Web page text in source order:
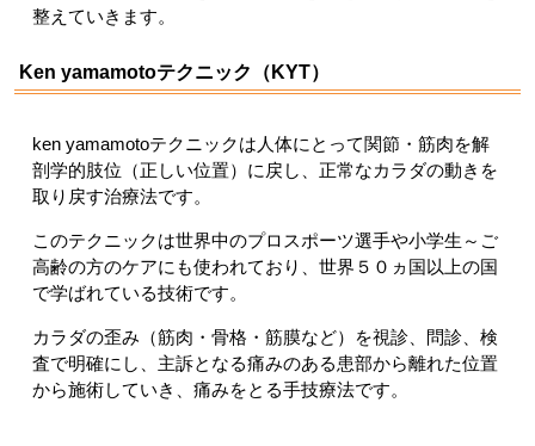
整えていきます。
Ken yamamotoテクニック（KYT）
ken yamamotoテクニックは人体にとって関節・筋肉を解
剖学的肢位（正しい位置）に戻し、正常なカラダの動きを
取り戻す治療法です。
このテクニックは世界中のプロスポーツ選手や小学生～ご
高齢の方のケアにも使われており、世界５０ヵ国以上の国
で学ばれている技術です。
カラダの歪み（筋肉・骨格・筋膜など）を視診、問診、検
査で明確にし、主訴となる痛みのある患部から離れた位置
から施術していき、痛みをとる手技療法です。